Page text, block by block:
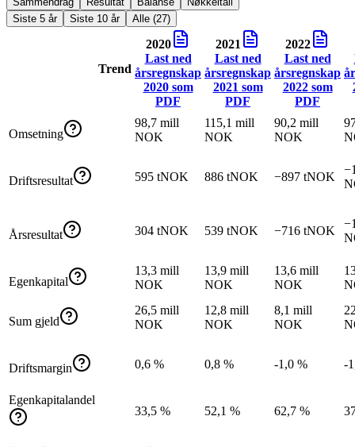
Siste 5 år
Siste 10 år Alle (27)
Trend
2020
Last ned
årsregnskap
2020som
PDF
2021
Last ned
årsregnskap
2021 som
PDF
2022
Last ned
årsregnskap
2022som
PDF
Omsetning
98,7 mill
NOK
115,1 mill
NOK
90,2 mill
NOK
Driftsresultat 595 tNOK 886 tNOK −897 tNOK
Årsresultat 304 tNOK 539 tNOK −716 tNOK
Egenkapital
13,3 mill
NOK
13,9 mill
NOK
13,6 mill
NOK
Sum gjeld
26,5 mill
NOK
12,8 mill
NOK
8,1 mill
NOK
Driftsmargin 0,6 % 0,8 % -1,0 % -
Egenkapitalandel
33,5 %
52,1 % 62,7 %